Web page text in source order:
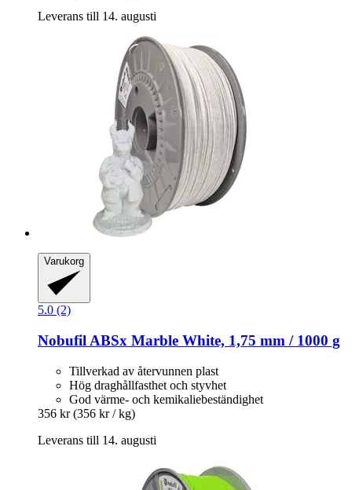
Leverans till 14. augusti
Varukorg
5.0 (2)
Nobufil ABSx Marble White, 1,75 mm / 1000 g
Tillverkad av återvunnen plast
Hög draghållfasthet och styvhet
God värme- och kemikaliebeständighet
356 kr (356 kr / kg)
Leverans till 14. augusti